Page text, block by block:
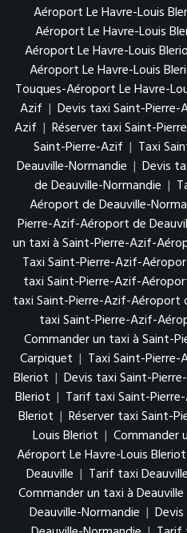
Aéroport Le Havre-Louis
Aéroport Le Havre-Louis
Aéroport Le Havre-Louis
Aéroport Le Havre-Louis
Touques-Aéroport Le Havre-
Azif | Devis taxi Saint-Pierre-
Azif | Réserver taxi Saint-
Saint-Pierre-Azif | Taxi
Deauville-Normandie | Devis
de Deauville-Normandie |
Aéroport de Deauville-
Pierre-Azif-Aéroport de
un taxi à Saint-Pierre-Azif-
Taxi Saint-Pierre-Azif-
taxi Saint-Pierre-Azif-
taxi Saint-Pierre-Azif-Aéroport
taxi Saint-Pierre-Azif-
Commander un taxi à Saint-
Carpiquet | Taxi Saint-
Bleriot | Devis taxi Saint-
Bleriot | Tarif taxi Saint-
Bleriot | Réserver taxi Saint-
Louis Bleriot | Commander
Aéroport Le Havre-Louis Bleriot
Deauville | Tarif taxi Deauville
Commander un taxi à Deauville
Deauville-Normandie |